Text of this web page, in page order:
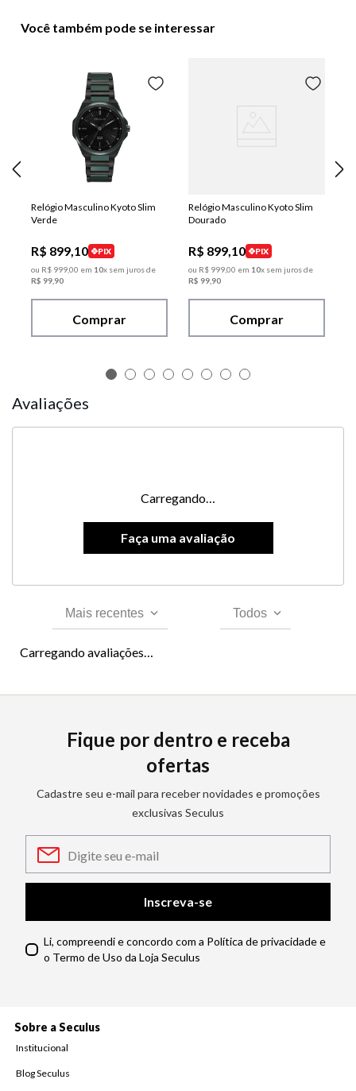
Você também pode se interessar
Relógio Masculino Kyoto Slim
Verde
R$ 899,10
PIX
ou R$ 99900 em 10x sem juros de
R$ 99 90
Comprar
Relógio Masculino Kyoto Slim
Dourado
R$ 899,10
PIX
ou R$ 99900 em 10x sem juros de
R$ 99 90
Comprar
Avaliações
Carregando…
Mais recentes Todos
Carregando avaliações…
Fique por dentro e receba
ofertas
Cadastre seu e-mail para receber novidades e promoções
exclusivas Seculus
Inscreva-se
Li, compreendi e concordo com a Política de privacidade e
o Termo de Uso da Loja Seculus
Sobre a Seculus
Institucional
Blog Seculus